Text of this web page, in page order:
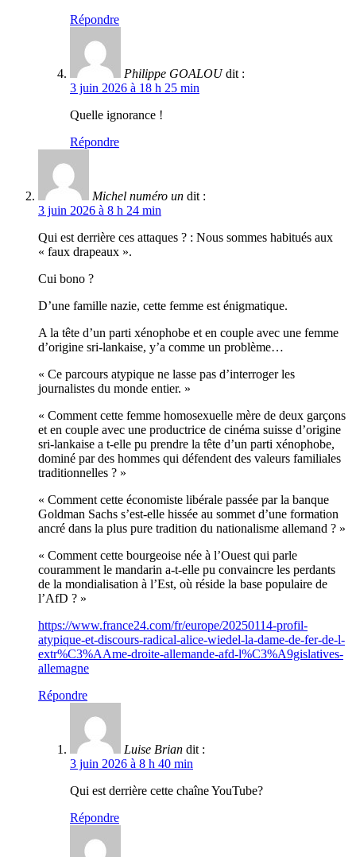
Répondre
Philippe GOALOU dit :
3 juin 2026 à 18 h 25 min
Quelle ignorance !
Répondre
Michel numéro un dit :
3 juin 2026 à 8 h 24 min
Qui est derrière ces attaques ? : Nous sommes habitués aux
« faux drapeaux ».
Cui bono ?
D’une famille nazie, cette femme est énigmatique.
A la tête d’un parti xénophobe et en couple avec une femme
d’origine sri-lankaise, y’a comme un problème…
« Ce parcours atypique ne lasse pas d’interroger les
journalistes du monde entier. »
« Comment cette femme homosexuelle mère de deux garçons
et en couple avec une productrice de cinéma suisse d’origine
sri-lankaise a t-elle pu prendre la tête d’un parti xénophobe,
dominé par des hommes qui défendent des valeurs familiales
traditionnelles ? »
« Comment cette économiste libérale passée par la banque
Goldman Sachs s’est-elle hissée au sommet d’une formation
ancré dans la plus pure tradition du nationalisme allemand ? »
« Comment cette bourgeoise née à l’Ouest qui parle
couramment le mandarin a-t-elle pu convaincre les perdants
de la mondialisation à l’Est, où réside la base populaire de
l’AfD ? »
https://www.france24.com/fr/europe/20250114-profil-
atypique-et-discours-radical-alice-wiedel-la-dame-de-fer-de-l-
extr%C3%AAme-droite-allemande-afd-l%C3%A9gislatives-
allemagne
Répondre
Luise Brian dit :
3 juin 2026 à 8 h 40 min
Qui est derrière cette chaîne YouTube?
Répondre